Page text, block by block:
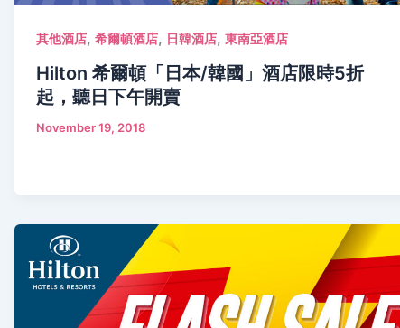
其他酒店, 希爾頓酒店, 日韓酒店, 東南亞酒店
Hilton 希爾頓「日本/韓國」酒店限時5折
起，聽日下午開賣
November 19, 2018